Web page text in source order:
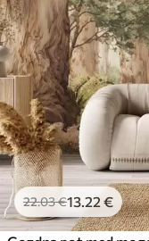
Premium vinil
65.0039.00€/m²
Peel and Stick
81.6749.00 /m²
22.03€13 .22 €